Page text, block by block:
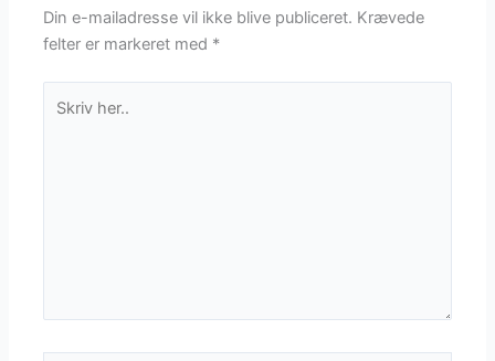
Din e-mailadresse vil ikke blive publiceret. Krævede
felter er markeret med *
her..